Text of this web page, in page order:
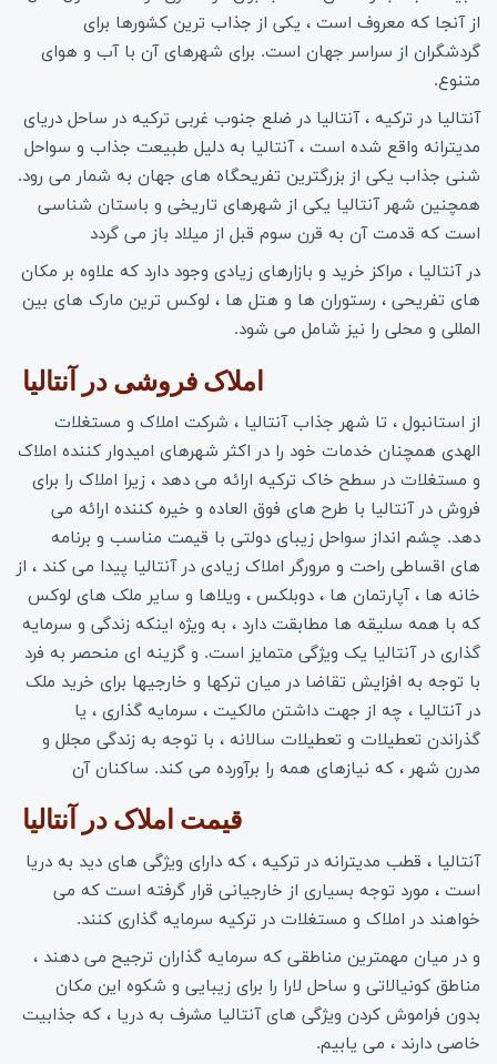
از آنجا که معروف است ، یکی از جذاب ترین کشورها برای
گردشگران از سراسر جهان است. برای شهرهای آن با آب و هوای
متنوع.
آنتالیا در ترکیه ، آنتالیا در ضلع جنوب غربی ترکیه در ساحل دریای
مدیترانه واقع شده است ، آنتالیا به دلیل طبیعت جذاب و سواحل
شنی جذاب یکی از بزرگترین تفریحگاه های جهان به شمار می رود.
همچنین شهر آنتالیا یکی از شهرهای تاریخی و باستان شناسی
است که قدمت آن به قرن سوم قبل از میلاد باز می گردد
در آنتالیا ، مراکز خرید و بازارهای زیادی وجود دارد که علاوه بر مکان
های تفریحی ، رستوران ها و هتل ها ، لوکس ترین مارک های بین
المللی و محلی را نیز شامل می شود.
املاک فروشی در آنتالیا
از استانبول ، تا شهر جذاب آنتالیا ، شرکت املاک و مستغلات
الهدی همچنان خدمات خود را در اکثر شهرهای امیدوار کننده املاک
و مستغلات در سطح خاک ترکیه ارائه می دهد ، زیرا املاک را برای
فروش در آنتالیا با طرح های فوق العاده و خیره کننده ارائه می
دهد. چشم انداز سواحل زیبای دولتی با قیمت مناسب و برنامه
های اقساطی راحت و مرورگر املاک زیادی در آنتالیا پیدا می کند ، از
خانه ها ، آپارتمان ها ، دوبلکس ، ویلاها و سایر ملک های لوکس
که با همه سلیقه ها مطابقت دارد ، به ویژه اینکه زندگی و سرمایه
گذاری در آنتالیا یک ویژگی متمایز است. و گزینه ای منحصر به فرد
با توجه به افزایش تقاضا در میان ترکها و خارجیها برای خرید ملک
در آنتالیا ، چه از جهت داشتن مالکیت ، سرمایه گذاری ، یا
گذراندن تعطیلات و تعطیلات سالانه ، با توجه به زندگی مجلل و
مدرن شهر ، که نیازهای همه را برآورده می کند. ساکنان آن
قیمت املاک در آنتالیا
آنتالیا ، قطب مدیترانه در ترکیه ، که دارای ویژگی های دید به دریا
است ، مورد توجه بسیاری از خارجیانی قرار گرفته است که می
خواهند در املاک و مستغلات در ترکیه سرمایه گذاری کنند.
و در میان مهمترین مناطقی که سرمایه گذاران ترجیح می دهند ،
مناطق کونیالاتی و ساحل لارا را برای زیبایی و شکوه این مکان
بدون فراموش کردن ویژگی های آنتالیا مشرف به دریا ، که جذابیت
خاصی دارند ، می یابیم.